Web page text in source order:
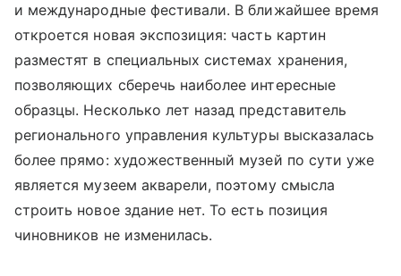
и международные фестивали. В ближайшее время
откроется новая экспозиция: часть картин
разместят в специальных системах хранения,
позволяющих сберечь наиболее интересные
образцы. Несколько лет назад представитель
регионального управления культуры высказалась
более прямо: художественный музей по сути уже
является музеем акварели, поэтому смысла
строить новое здание нет. То есть позиция
чиновников не изменилась.